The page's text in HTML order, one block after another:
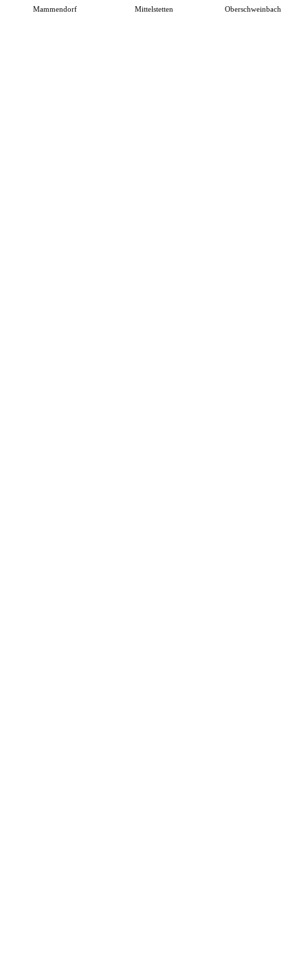
Mammendorf Mittelstetten Oberschweinbach